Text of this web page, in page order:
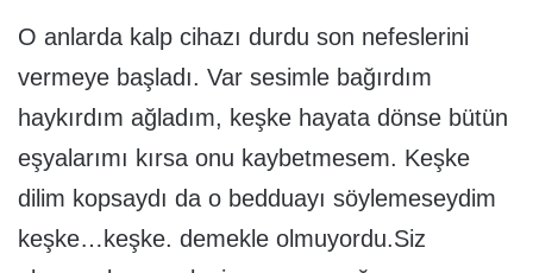
O anlarda kalp cihazı durdu son nefeslerini
vermeye başladı. Var sesimle bağırdım
haykırdım ağladım, keşke hayata dönse bütün
eşyalarımı kırsa onu kaybetmesem. Keşke
dilim kopsaydı da o bedduayı söylemeseydim
keşke…keşke. demekle olmuyordu.Siz